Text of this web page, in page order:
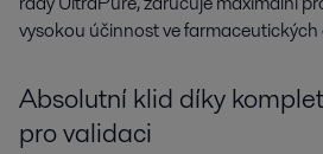
vysokou účinnost ve
Absolutní klid díky
pro validaci